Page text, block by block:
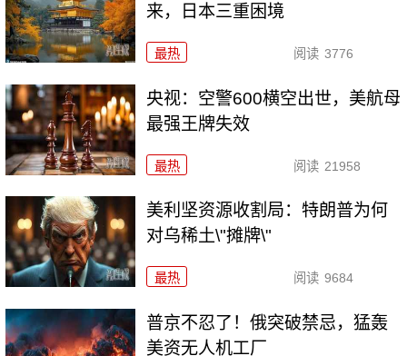
来，日本三重困境
最热 阅读 3776
央视：空警600横空出世，美航母
最强王牌失效
最热 阅读 21958
美利坚资源收割局：特朗普为何
对乌稀土\"摊牌\"
最热 阅读 9684
普京不忍了！俄突破禁忌，猛轰
美资无人机工厂